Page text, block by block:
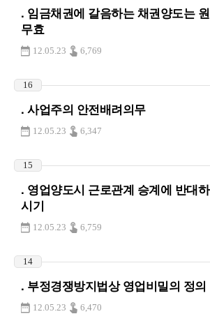
. 임금채권에 갈음하는 채권양도는
무효
12.05.23 6,769
16
. 사업주의 안전배려의무
12.05.23 6,347
15
. 영업양도시 근로관계 승계에 반대
시기
12.05.23 6,759
14
. 부정경쟁방지법상 영업비밀의 정의
12.05.23 6,470